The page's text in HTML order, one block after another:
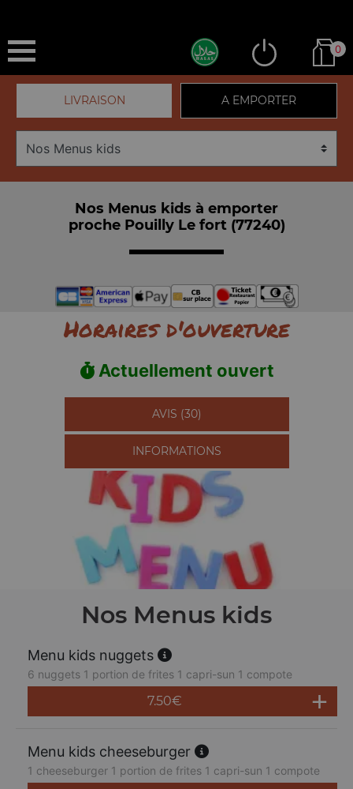
0
LIVRAISON A EMPORTER
Nos Menus kids à emporter
proche Pouilly Le fort (77240)
Horaires d'ouverture
Actuellement ouvert
AVIS (30)
INFORMATIONS
Nos Menus kids
Menu kids nuggets
6 nuggets 1 portion de frites 1 capri-sun 1 compote
7.50€
Menu kids cheeseburger
1 cheeseburger 1 portion de frites 1 capri-sun 1 compote